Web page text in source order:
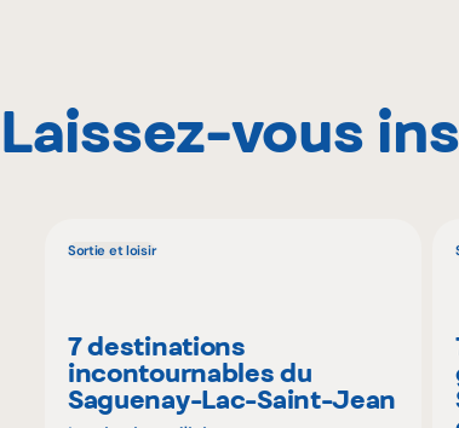
Laissez-vous
Sortie et loisir
7 destinations
incontournables du
Saguenay-Lac-Saint-Jean